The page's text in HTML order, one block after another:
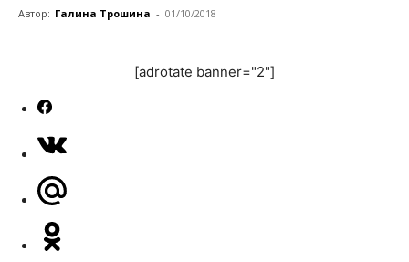
Автор: Галина Трошина - 01/10/2018
[adrotate banner="2"]